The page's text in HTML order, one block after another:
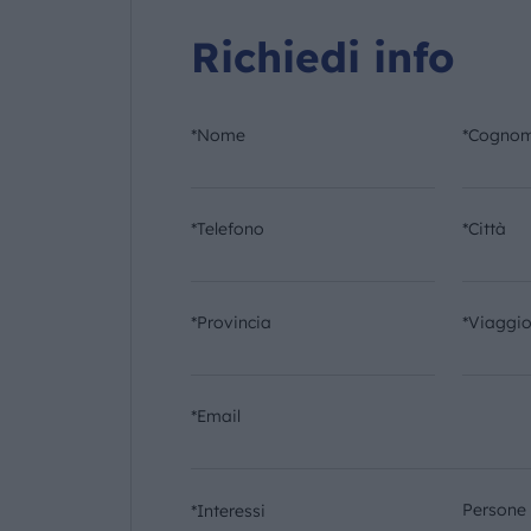
Richiedi info
*Nome
*Telefono *Città
*Provincia
*Email
*Interessi Persone